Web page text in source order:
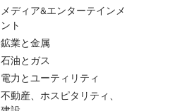
メディア&エンターテインメ
ント
鉱業と金属
石油とガス
電力とユーティリティ
不動産、ホスピタリティ、